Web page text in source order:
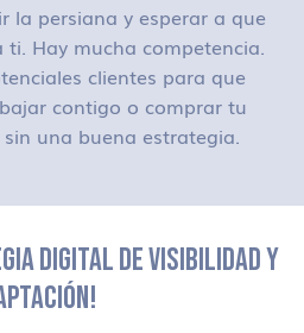
la persiana y esperar a que
ti. Hay mucha competencia.
clientes para que
contigo o comprar tu
una buena estrategia.
DIGITAL DE VISIBILIDAD Y